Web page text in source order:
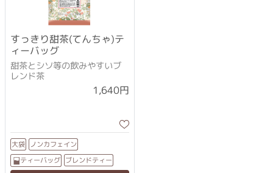
すっきり甜茶(てんちゃ)テ
ィーバッグ
甜茶とシソ等の飲みやすいブ
レンド茶
1,640円
大袋 ノンカフェイン
ティーバッグ ブレンドティー